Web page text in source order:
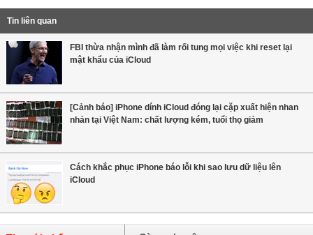
Tin liên quan
FBI thừa nhận mình đã làm rối tung mọi việc khi reset lại
mật khẩu của iCloud
[Cảnh báo] iPhone dính iCloud đóng lại cặp xuất hiện nhan
nhản tại Việt Nam: chất lượng kém, tuổi thọ giảm
Cách khắc phục iPhone báo lỗi khi sao lưu dữ liệu lên
iCloud